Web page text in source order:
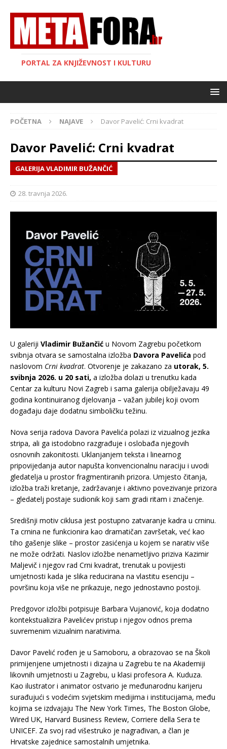
PORTAL ZA KNJIŽEVNOST I KULTURU
POČETNA NAJAVE Davor Pavelić: Crni kvadrat
Davor Pavelić: Crni kvadrat
GALERIJA VLADIMIR BUŽANČIĆ
28. travnja 2026.
U galeriji Vladimir Bužančić u Novom Zagrebu početkom
svibnja otvara se samostalna izložba Davora Pavelića pod
naslovom Crni kvadrat. Otvorenje je zakazano za utorak, 5.
svibnja 2026. u 20 sati, a izložba dolazi u trenutku kada
Centar za kulturu Novi Zagreb i sama galerija obilježavaju 49
godina kontinuiranog djelovanja – važan jubilej koji ovom
događaju daje dodatnu simboličku težinu.
Nova serija radova Davora Pavelića polazi iz vizualnog jezika
stripa, ali ga istodobno razgrađuje i oslobađa njegovih
osnovnih zakonitosti. Uklanjanjem teksta i linearnog
pripovijedanja autor napušta konvencionalnu naraciju i uvodi
gledatelja u prostor fragmentiranih prizora. Umjesto čitanja,
izložba traži kretanje, zadržavanje i aktivno povezivanje prizora
– gledatelj postaje sudionik koji sam gradi ritam i značenje.
Središnji motiv ciklusa jest postupno zatvaranje kadra u crninu.
Ta crnina ne funkcionira kao dramatičan završetak, već kao
tiho gašenje slike – prostor zasićenja u kojem se narativ više
ne može održati. Naslov izložbe nenametljivo priziva Kazimir
Maljevič i njegov rad Crni kvadrat, trenutak u povijesti
umjetnosti kada je slika reducirana na vlastitu esenciju –
površinu koja više ne prikazuje, nego jednostavno postoji.
Predgovor izložbi potpisuje Barbara Vujanović, koja dodatno
kontekstualizira Pavelićev pristup i njegov odnos prema
suvremenim vizualnim narativima.
Davor Pavelić rođen je u Samoboru, a obrazovao se na Školi
primijenjene umjetnosti i dizajna u Zagrebu te na Akademiji
likovnih umjetnosti u Zagrebu, u klasi profesora A. Kuduza.
Kao ilustrator i animator ostvario je međunarodnu karijeru
surađujući s vodećim svjetskim medijima i institucijama, među
kojima se izdvajaju The New York Times, The Boston Globe,
Wired UK, Harvard Business Review, Corriere della Sera te
UNICEF. Za svoj rad višestruko je nagrađivan, a član je
Hrvatske zajednice samostalnih umjetnika.